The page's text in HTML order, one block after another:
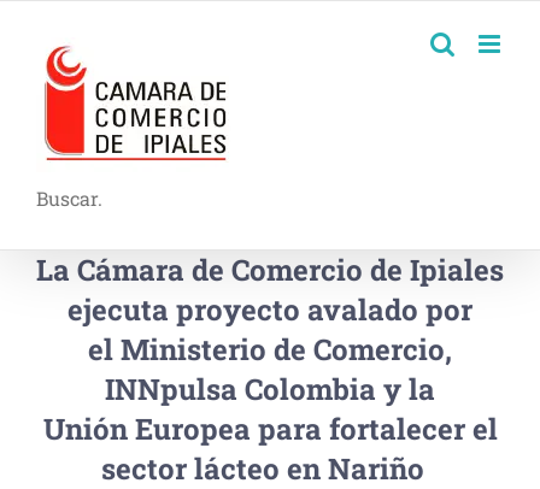
Buscar.
La Cámara de Comercio de Ipiales
ejecuta proyecto avalado por
el Ministerio de Comercio,
INNpulsa Colombia y la
Unión Europea para fortalecer el
sector lácteo en Nariño